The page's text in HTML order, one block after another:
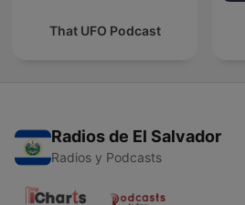
That UFO Podcast
Radios de El Salvador
Radios y Podcasts